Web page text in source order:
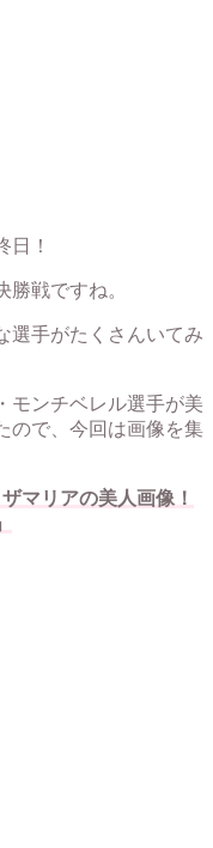
日！
戦ですね。
選手がたくさんいてみ
モンチベレル選手が美
ので、今回は画像を集
マリアの美人画像！